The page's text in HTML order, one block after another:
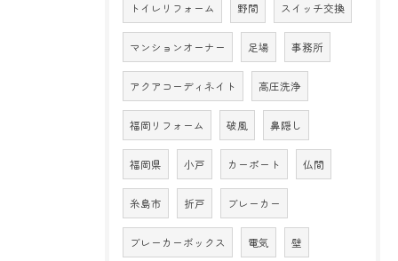
トイレリフォーム 野間 スイッチ交換
マンションオーナー 足場 事務所
アクアコーディネイト 高圧洗浄
福岡リフォーム 破風 鼻隠し
福岡県 小戸 カーポート 仏間
糸島市 折戸 ブレーカー
ブレーカーボックス 電気 壁